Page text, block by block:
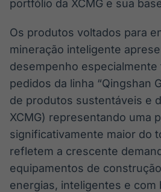
portfólio da XCMG e sua
Os produtos voltados para
mineração inteligente
desempenho
pedidos da linha “Qingshan
de produtos sustentáveis e
XCMG) representando uma
significativamente maior do
refletem a crescente
equipamentos de
energias, inteligentes e com